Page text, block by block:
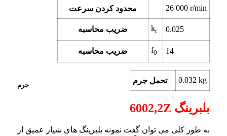
محدود کردن سرعت 26 000 r/min
ضریب محاسبه kr 0.025
ضریب محاسبه f0 14
جرم
تحمل جرم 0.032 kg
بلبرینگ 6002,2Z
به طور کلی می توان گفت نمونه بلبرینگ های شیار عمیق از